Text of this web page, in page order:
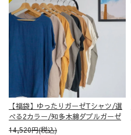
【福袋】ゆったりガーゼTシャツ/選
べる2カラー/知多木綿ダブルガーゼ
14,520円(税込)